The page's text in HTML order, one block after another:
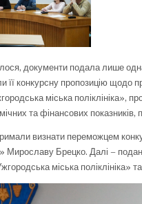
документи подала лише
її конкурсну пропозицію щодо
міська поліклініка»,
та фінансових показників,
визнати переможцем
Мирославу Брецко. Далі –
міська поліклініка»